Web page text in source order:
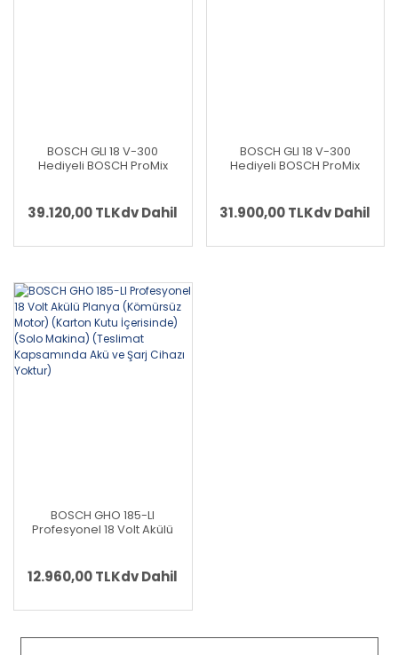
BOSCH GLI 18 V-300
Hediyeli BOSCH ProMix
(Kömürsüz) + BOSCH GHO
185-LI 18 Volt Akülü Planya
39.120,00 TLKdv Dahil
BOSCH GLI 18 V-300
Hediyeli BOSCH ProMix
- Yeni Nesil) + BOSCH GHO
185-LI 18 Volt Akülü Planya
31.900,00 TLKdv Dahil
BOSCH GHO 185-LI
Profesyonel 18 Volt Akülü
(Solo Makina) (Teslimat
Kapsamında Akü ve Şarj
12.960,00 TLKdv Dahil